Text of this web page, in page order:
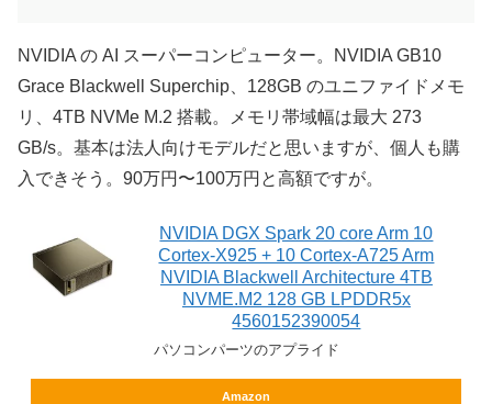
NVIDIA の AI スーパーコンピューター。NVIDIA GB10
Grace Blackwell Superchip、128GB のユニファイドメモ
リ、4TB NVMe M.2 搭載。メモリ帯域幅は最大 273
GB/s。基本は法人向けモデルだと思いますが、個人も購
入できそう。90万円〜100万円と高額ですが。
NVIDIA DGX Spark 20 core Arm 10
Cortex-X925 + 10 Cortex-A725 Arm
NVIDIA Blackwell Architecture 4TB
NVME.M2 128 GB LPDDR5x
4560152390054
パソコンパーツのアプライド
Amazon